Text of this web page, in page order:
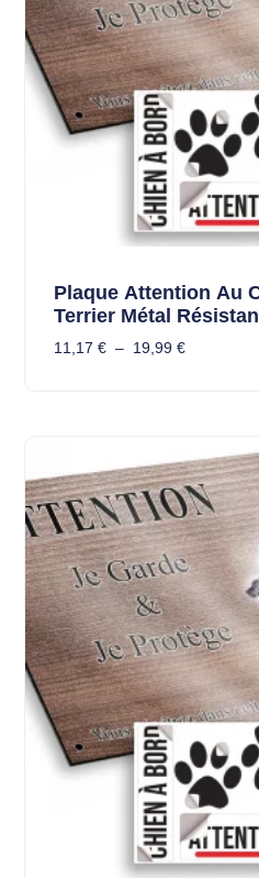
Plaque Attention Au
Terrier Métal
11,17 € – 19,99 €